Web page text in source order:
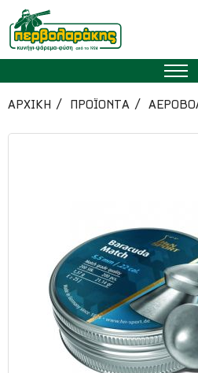
ΑΡΧΙΚΉ ΠΡΟΪΟΝΤΑ